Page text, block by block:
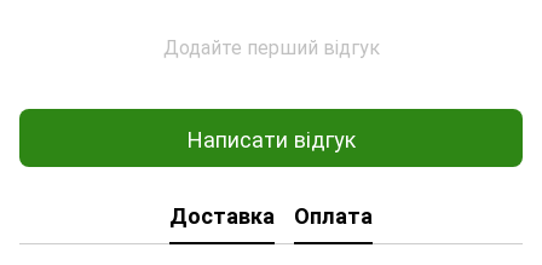
Додайте перший відгук
Написати відгук
Доставка Оплата